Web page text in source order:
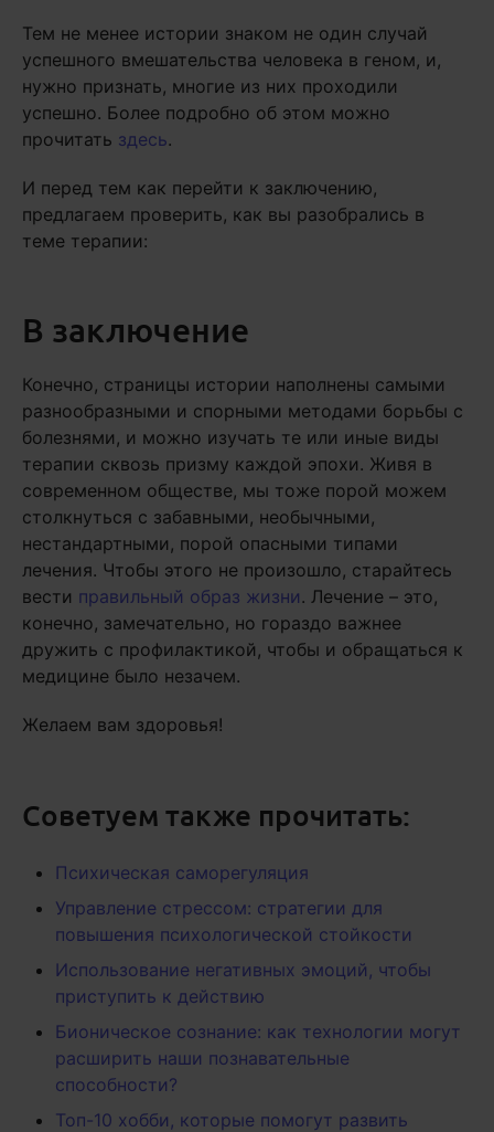
Тем не менее истории знаком не один случай
успешного вмешательства человека в геном, и,
нужно признать, многие из них проходили
успешно. Более подробно об этом можно
прочитать здесь.
И перед тем как перейти к заключению,
предлагаем проверить, как вы разобрались в
теме терапии:
В заключение
Конечно, страницы истории наполнены самыми
разнообразными и спорными методами борьбы с
болезнями, и можно изучать те или иные виды
терапии сквозь призму каждой эпохи. Живя в
современном обществе, мы тоже порой можем
столкнуться с забавными, необычными,
нестандартными, порой опасными типами
лечения. Чтобы этого не произошло, старайтесь
вести правильный образ жизни. Лечение – это,
конечно, замечательно, но гораздо важнее
дружить с профилактикой, чтобы и обращаться к
медицине было незачем.
Желаем вам здоровья!
Советуем также прочитать:
Психическая саморегуляция
Управление стрессом: стратегии для
повышения психологической стойкости
Использование негативных эмоций, чтобы
приступить к действию
Бионическое сознание: как технологии могут
расширить наши познавательные
способности?
Топ-10 хобби, которые помогут развить